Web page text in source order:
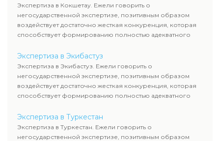
Экспертиза в Кокшетау. Ежели говорить о
негосударственной экспертизе, позитивным образом
воздействует достаточно жесткая конкуренция, которая
способствует формированию полностью адекватного
Экспертиза в Экибастуз
Экспертиза в Экибастуз. Ежели говорить о
негосударственной экспертизе, позитивным образом
воздействует достаточно жесткая конкуренция, которая
способствует формированию полностью адекватного
Экспертиза в Туркестан
Экспертиза в Туркестан. Ежели говорить о
негосударственной экспертизе, позитивным образом